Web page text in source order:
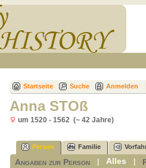
Startseite Suche Anmelden
Anna STOß
um 1520 - 1562 (~ 42 Jahre)
Person Familie
Angaben zur Person |Alles